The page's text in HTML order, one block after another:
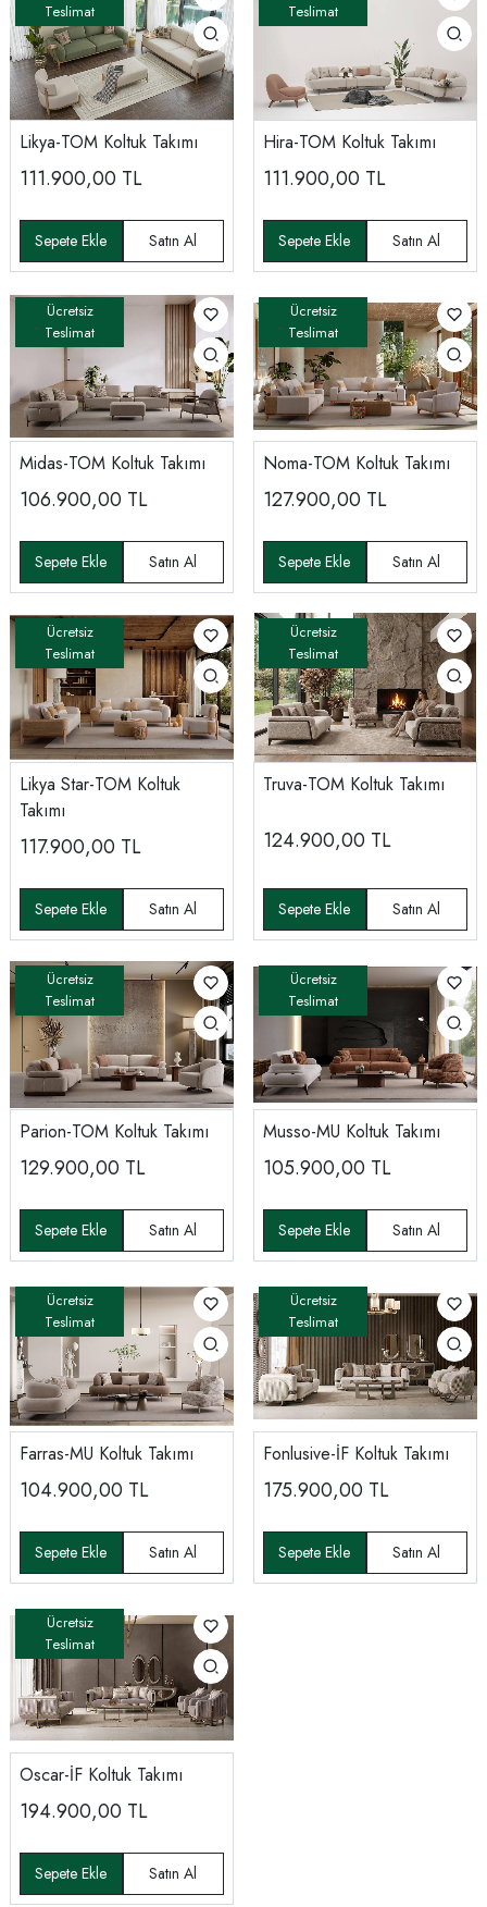
Likya-TOM Koltuk Takımı
111.900,00 TL
Hira-TOM Koltuk Takımı
111.900,00 TL
Midas-TOM Koltuk Takımı
106.900,00 TL
Noma-TOM Koltuk Takımı
127.900,00 TL
Likya Star-TOM Koltuk
Takımı
117.900,00 TL
Truva-TOM Koltuk Takımı
124.900,00 TL
Parion-TOM Koltuk Takımı
129.900,00 TL
Musso-MU Koltuk Takımı
105.900,00 TL
Farras-MU Koltuk Takımı
104.900,00 TL
Fonlusive-İF Koltuk Takımı
175.900,00 TL
Oscar-İF Koltuk Takımı
194.900,00 TL